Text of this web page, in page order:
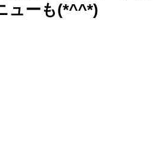
ューも(*^^*)